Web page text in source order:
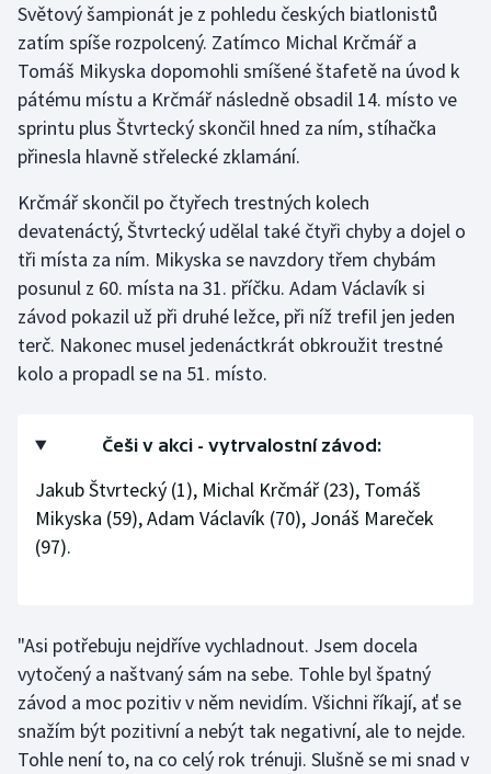
Motorsport
Olympijské hry
Parasport
Plážový volejbal
Ragby
Rychlobruslení
Rychlostní kanoistika
Short track
Sportovní střelba
Stolní tenis
Veslování
Vodní slalom
Volejbal
Světový šampionát je z pohledu českých biatlonistů
zatím spíše rozpolcený. Zatímco Michal Krčmář a
Tomáš Mikyska dopomohli smíšené štafetě na úvod k
pátému místu a Krčmář následně obsadil 14. místo ve
sprintu plus Štvrtecký skončil hned za ním, stíhačka
přinesla hlavně střelecké zklamání.
Krčmář skončil po čtyřech trestných kolech
devatenáctý, Štvrtecký udělal také čtyři chyby a dojel o
tři místa za ním. Mikyska se navzdory třem chybám
posunul z 60. místa na 31. příčku. Adam Václavík si
závod pokazil už při druhé ležce, při níž trefil jen jeden
terč. Nakonec musel jedenáctkrát obkroužit trestné
kolo a propadl se na 51. místo.
Češi v akci - vytrvalostní závod:
Jakub Štvrtecký (1), Michal Krčmář (23), Tomáš
Mikyska (59), Adam Václavík (70), Jonáš Mareček
(97).
"Asi potřebuju nejdříve vychladnout. Jsem docela
vytočený a naštvaný sám na sebe. Tohle byl špatný
závod a moc pozitiv v něm nevidím. Všichni říkají, ať se
snažím být pozitivní a nebýt tak negativní, ale to nejde.
Tohle není to, na co celý rok trénuji. Slušně se mi snad v